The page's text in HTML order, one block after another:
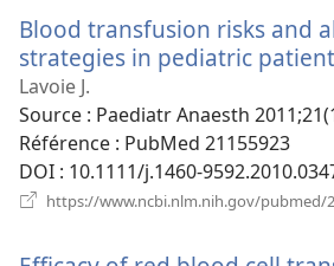
Blood transfusion risks and
strategies in pediatric
Lavoie J.
Source ‎: Paediatr Anaesth
Référence ‎: PubMed 21155923
DOI ‎: 10.1111/j.1460-
https://www.ncbi.nlm.nih.gov/pubmed/